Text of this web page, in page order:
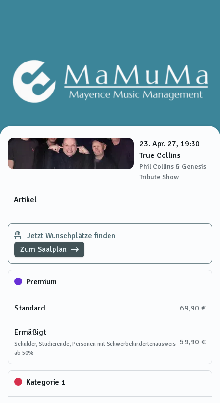
23. Apr. 27, 19:30
True Collins
Phil Collins & Genesis
Tribute Show
Artikel
Jetzt Wunschplätze finden
Zum Saalplan
Premium
Standard 69,90 €
Ermäßigt
Schülder, Studierende, Personen mit Schwerbehindertenausweis
ab 50%
59,90 €
Kategorie 1